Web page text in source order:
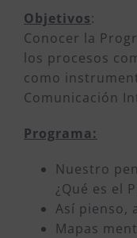
Objetivos:
Conocer la
los procesos
como
Comunicación
Programa:
Nuestro
¿Qué es el
Así pienso,
Mapas